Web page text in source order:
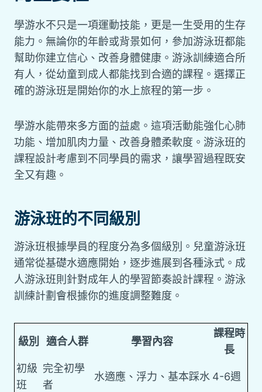
學游水不只是一項運動技能，更是一生受用的生存
能力。無論你的年齡或背景如何，參加游泳班都能
幫助你建立信心、改善身體健康。游泳訓練適合所
有人，從幼童到成人都能找到合適的課程。選擇正
確的游泳班是開始你的水上旅程的第一步。
學游水能帶來多方面的益處。這項活動能強化心肺
功能、增加肌肉力量、改善身體柔軟度。游泳班的
課程設計考慮到不同學員的需求，讓學習過程既安
全又有趣。
游泳班的不同級別
游泳班根據學員的程度分為多個級別。兒童游泳班
通常從基礎水適應開始，逐步進展到各種泳式。成
人游泳班則針對成年人的學習節奏設計課程。游泳
訓練計劃會根據你的進度調整難度。
級別 適合人群 學習內容
課程時
長
初級
班
完全初學
者
水適應、浮力、基本踩水 4-6週